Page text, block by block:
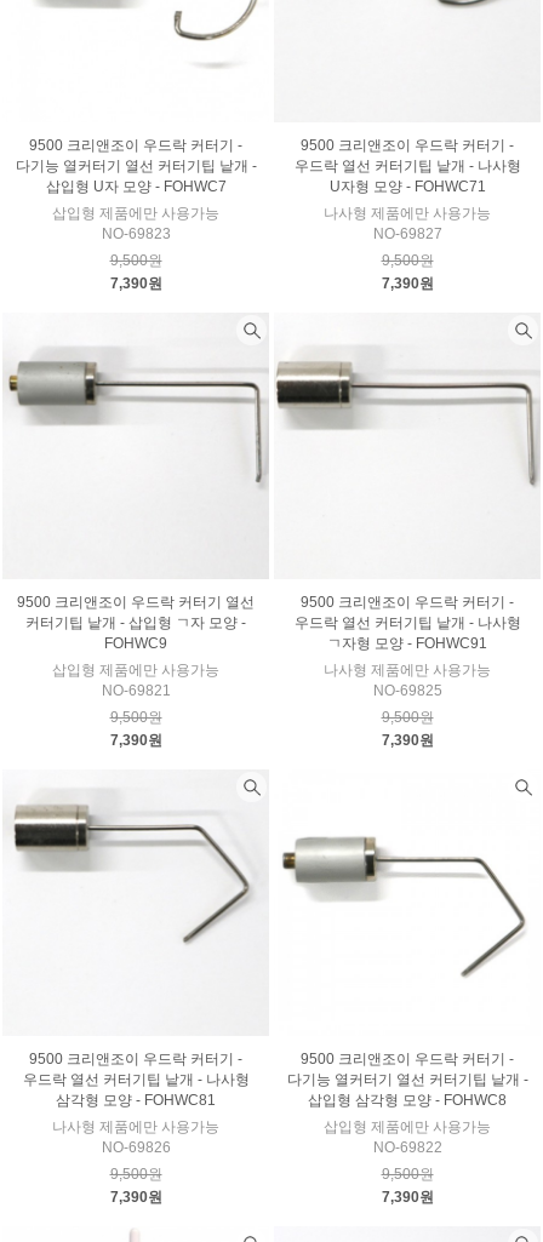
9500 크리앤조이 우드락 커터기 -
다기능 열커터기 열선 커터기팁 낱개 -
삽입형 U자 모양 - FOHWC7
삽입형 제품에만 사용가능
NO-69823
9,500원
7,390원
9500 크리앤조이 우드락 커터기 -
우드락 열선 커터기팁 낱개 - 나사형
U자형 모양 - FOHWC71
나사형 제품에만 사용가능
NO-69827
9,500원
7,390원
9500 크리앤조이 우드락 커터기 열선
커터기팁 낱개 - 삽입형 ㄱ자 모양 -
FOHWC9
삽입형 제품에만 사용가능
NO-69821
9,500원
7,390원
9500 크리앤조이 우드락 커터기 -
우드락 열선 커터기팁 낱개 - 나사형
ㄱ자형 모양 - FOHWC91
나사형 제품에만 사용가능
NO-69825
9,500원
7,390원
9500 크리앤조이 우드락 커터기 -
우드락 열선 커터기팁 낱개 - 나사형
삼각형 모양 - FOHWC81
나사형 제품에만 사용가능
NO-69826
9,500원
7,390원
9500 크리앤조이 우드락 커터기 -
다기능 열커터기 열선 커터기팁 낱개 -
삽입형 삼각형 모양 - FOHWC8
삽입형 제품에만 사용가능
NO-69822
9,500원
7,390원